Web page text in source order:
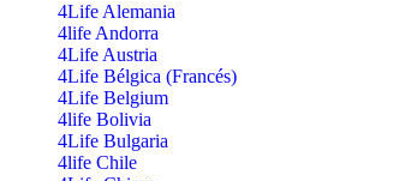
4Life Alemania
4life Andorra
4Life Austria
4Life Bélgica (Francés)
4Life Belgium
4life Bolivia
4Life Bulgaria
4life Chile